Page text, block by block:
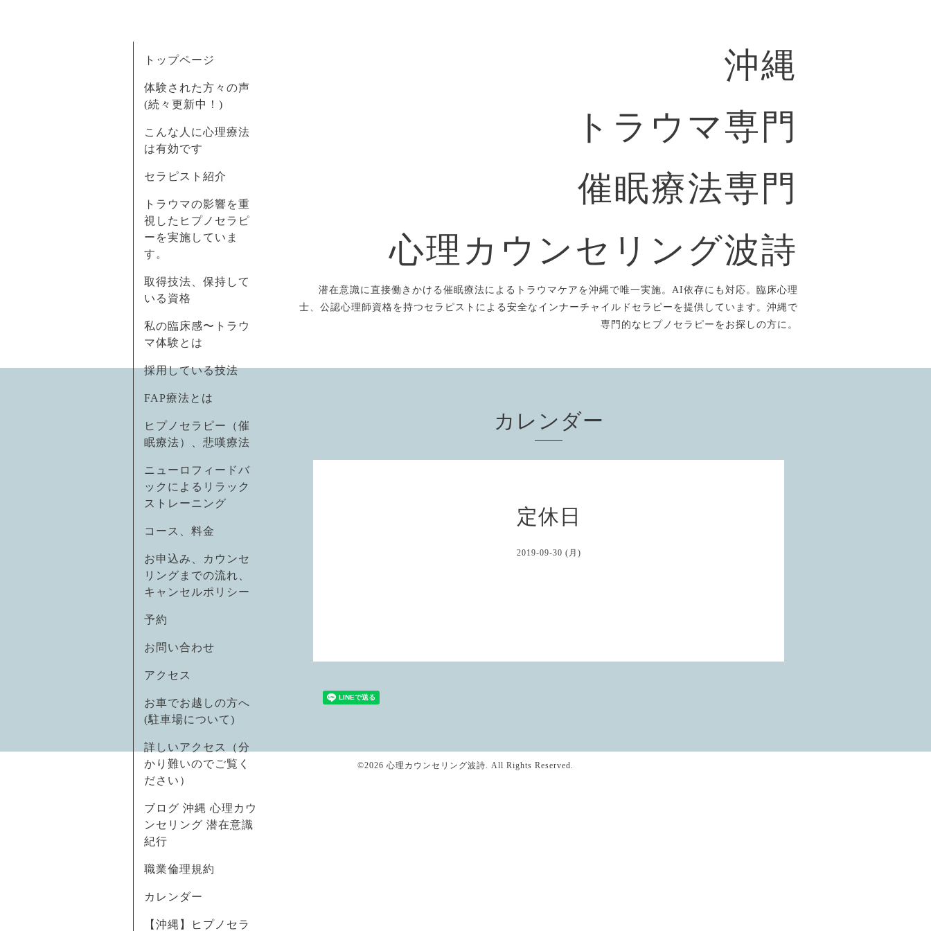
沖縄
トラウマ専門
催眠療法専門
心理カウンセリング波詩
潜在意識に直接働きかける催眠療法によるトラウマケアを沖縄で唯一実施。AI依存にも対応。臨床心理
士、公認心理師資格を持つセラピストによる安全なインナーチャイルドセラピーを提供しています。沖縄で
専門的なヒプノセラピーをお探しの方に。
トップページ
体験された方々の声
(続々更新中！)
こんな人に心理療法
は有効です
セラピスト紹介
トラウマの影響を重
視したヒプノセラピ
ーを実施していま
す。
取得技法、保持して
いる資格
私の臨床感〜トラウ
マ体験とは
採用している技法
FAP療法とは
ヒプノセラピー（催
眠療法）、悲嘆療法
ニューロフィードバ
ックによるリラック
ストレーニング
コース、料金
お申込み、カウンセ
リングまでの流れ、
キャンセルポリシー
予約
お問い合わせ
アクセス
お車でお越しの方へ
(駐車場について)
詳しいアクセス（分
かり難いのでご覧く
ださい）
ブログ 沖縄 心理カウ
ンセリング 潜在意識
紀行
職業倫理規約
カレンダー
【沖縄】ヒプノセラ
カレンダー
定休日
2019-09-30 (月)
©2026 心理カウンセリング波詩 . All Rights Reserved.